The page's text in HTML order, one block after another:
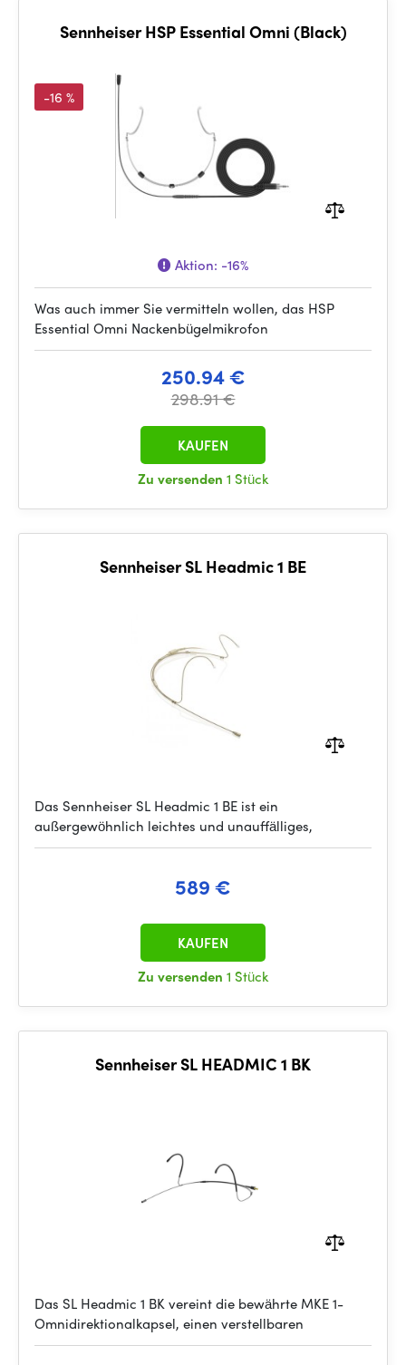
Sennheiser HSP Essential Omni (Black)
-16 %
Aktion: -16%
Was auch immer Sie vermitteln wollen, das HSP
Essential Omni Nackenbügelmikrofon
250.94 €
298.91 €
Zu versenden 1 Stück
KAUFEN
Sennheiser SL Headmic 1 BE
Das Sennheiser SL Headmic 1 BE ist ein
außergewöhnlich leichtes und unauffälliges,
589 €
Zu versenden 1 Stück
KAUFEN
Sennheiser SL HEADMIC 1 BK
Das SL Headmic 1 BK vereint die bewährte MKE 1-
Omnidirektionalkapsel, einen verstellbaren